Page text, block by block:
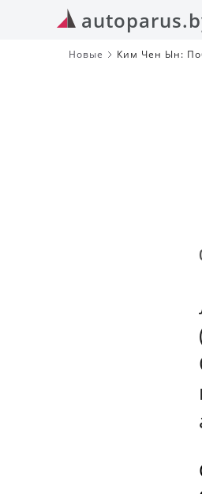
Новые Ким Чен Ын: